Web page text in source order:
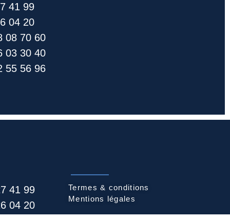
41 99
04 20
08 70 60
03 30 40
55 56 96​
41 99
04 20
Termes & conditions
Mentions légales